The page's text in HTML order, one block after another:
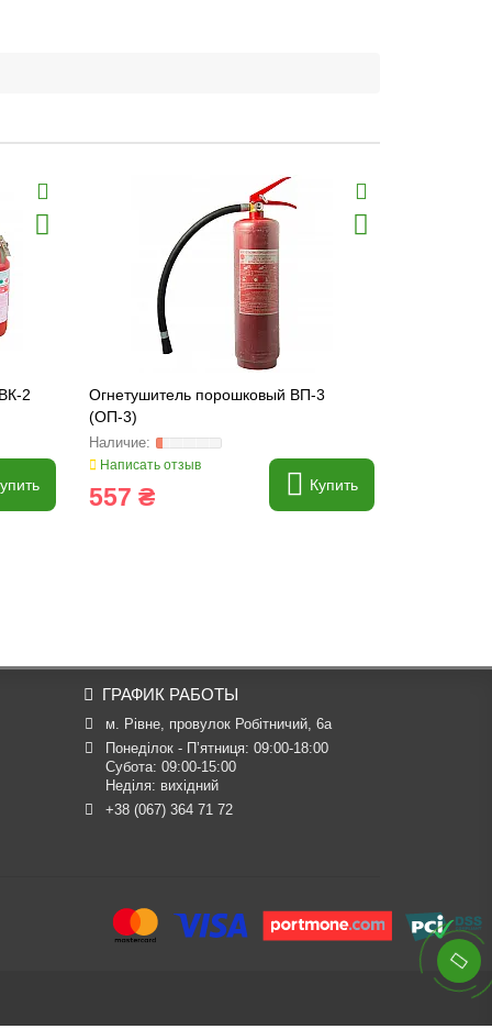
2
Огнетушитель порошковый ВП-3
(ОП-3)
Написать отзыв
557 ₴ Купить
ГРАФИК РАБОТЫ
м. Рівне, провулок Робітничий, 6а
Понеділок - П’ятниця: 09:00-18:00
Субота: 09:00-15:00
Неділя: вихідний
+38 (067) 364 71 72